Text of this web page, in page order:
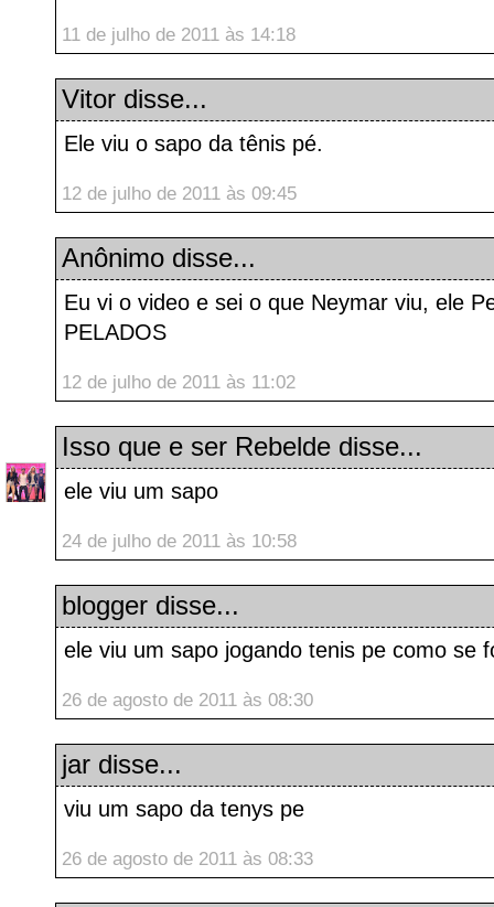
11 de julho de 2011 às 14:18
Vitor disse...
Ele viu o sapo da tênis pé.
12 de julho de 2011 às 09:45
Anônimo disse...
Eu vi o video e sei o que Neymar viu, ele
PELADOS
12 de julho de 2011 às 11:02
Isso que e ser Rebelde disse...
ele viu um sapo
24 de julho de 2011 às 10:58
blogger disse...
ele viu um sapo jogando tenis pe como se
26 de agosto de 2011 às 08:30
jar disse...
viu um sapo da tenys pe
26 de agosto de 2011 às 08:33